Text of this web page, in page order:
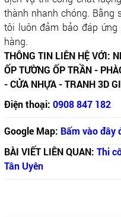
thành nhanh chóng. Bằng
tôi luôn đảm bảo đáp ứng
hàng.
THÔNG TIN LIÊN HỆ VỚI:
ỐP TƯỜNG ỐP TRẦN -
- CỬA NHỰA - TRANH 3D
Điện thoại: 0908 847 182
Google Map: Bấm vào đây
BÀI VIẾT LIÊN QUAN: Thi
Tân Uyên